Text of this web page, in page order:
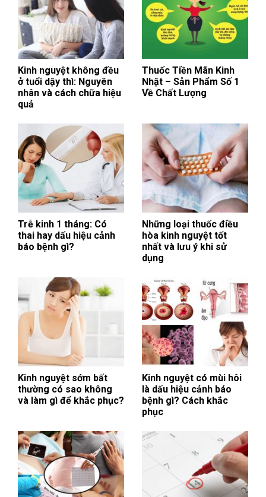
Kinh nguyệt không đều
ở tuổi dậy thì: Nguyên
nhân và cách chữa hiệu
quả
Thuốc Tiền Mãn Kinh
Nhật – Sản Phẩm Số 1
Về Chất Lượng
Trễ kinh 1 tháng: Có
thai hay dấu hiệu cảnh
báo bệnh gì?
Những loại thuốc điều
hòa kinh nguyệt tốt
nhất và lưu ý khi sử
dụng
Kinh nguyệt sớm bất
thường có sao không
và làm gì để khắc phục?
Kinh nguyệt có mùi hôi
là dấu hiệu cảnh báo
bệnh gì? Cách khắc
phục